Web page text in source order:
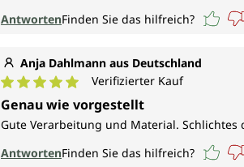
AntwortenFinden Sie das hilfreich?
Anja Dahlmann aus Deutschland
Durchschnittliche Bewertung von 5 von
Verifizierter Kauf
Genau wie vorgestellt
Gute Verarbeitung und Material. Schlichtes
AntwortenFinden Sie das hilfreich?